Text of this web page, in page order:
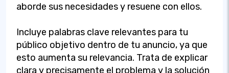
aborde sus necesidades y resuene con ellos.
Incluye palabras clave relevantes para tu
público objetivo dentro de tu anuncio, ya que
esto aumenta su relevancia. Trata de explicar
clara y precisamente el problema y la solución